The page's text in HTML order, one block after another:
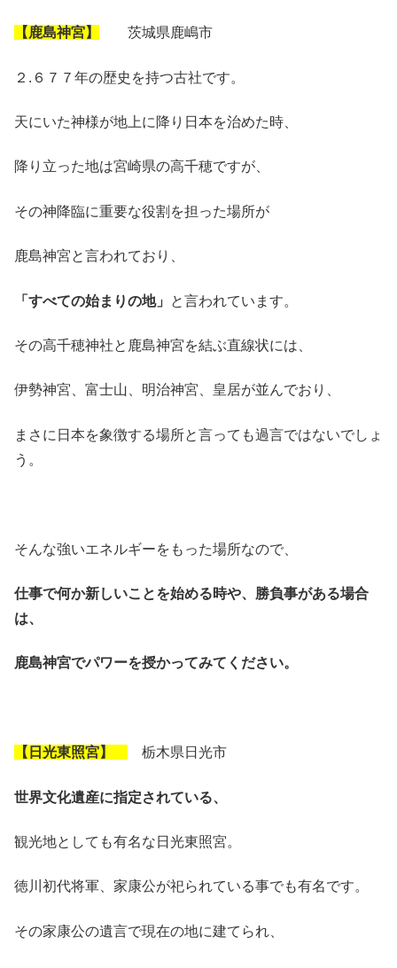
【鹿島神宮】 茨城県鹿嶋市
２.６７７年の歴史を持つ古社です。
天にいた神様が地上に降り日本を治めた時、
降り立った地は宮崎県の高千穂ですが、
その神降臨に重要な役割を担った場所が
鹿島神宮と言われており、
「すべての始まりの地」 と言われています。
その高千穂神社と鹿島神宮を結ぶ直線状には、
伊勢神宮、富士山、明治神宮、皇居が並んでおり、
まさに日本を象徴する場所と言っても過言ではないでしょ
う。
そんな強いエネルギーをもった場所なので、
仕事で何か新しいことを始める時や、勝負事がある場合
は、
鹿島神宮でパワーを授かってみてください。
【日光東照宮】 栃木県日光市
世界文化遺産に指定されている、
観光地としても有名な日光東照宮。
徳川初代将軍、家康公が祀られている事でも有名です。
その家康公の遺言で現在の地に建てられ、